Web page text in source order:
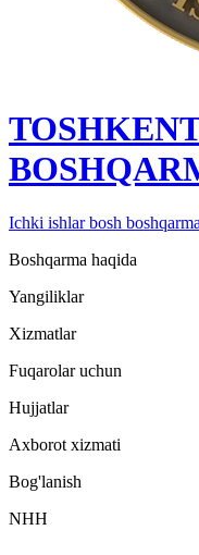
Ichki ishlar bosh
Boshqarma haqida
Yangiliklar
Xizmatlar
Fuqarolar uchun
Hujjatlar
Axborot xizmati
Bog'lanish
NHH